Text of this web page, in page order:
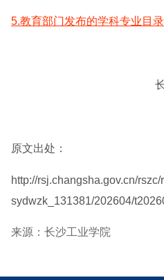
5.教育部门发布的学科专业目录
原文出处：
http://rsj.changsha.gov.cn/
sydwzk_131381/202604/
来源：长沙工业学院